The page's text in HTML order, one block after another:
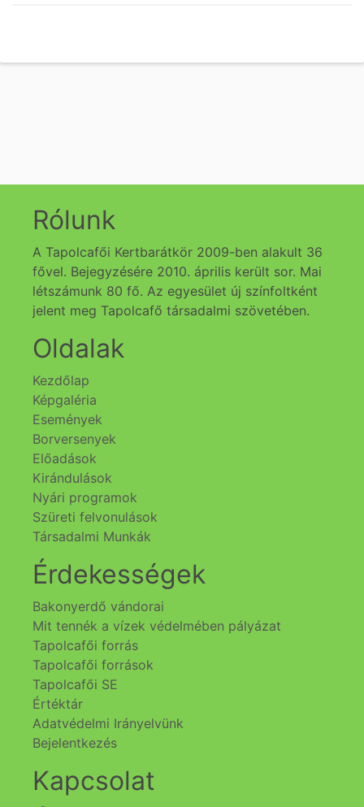
Rólunk
A Tapolcafői Kertbarátkör 2009-ben alakult 36
fővel. Bejegyzésére 2010. április került sor. Mai
létszámunk 80 fő. Az egyesület új színfoltként
jelent meg Tapolcafő társadalmi szövetében.
Oldalak
Kezdőlap
Képgaléria
Események
Borversenyek
Előadások
Kirándulások
Nyári programok
Szüreti felvonulások
Társadalmi Munkák
Érdekességek
Bakonyerdő vándorai
Mit tennék a vízek védelmében pályázat
Tapolcafői forrás
Tapolcafői források
Tapolcafői SE
Értéktár
Adatvédelmi Irányelvünk
Bejelentkezés
Kapcsolat